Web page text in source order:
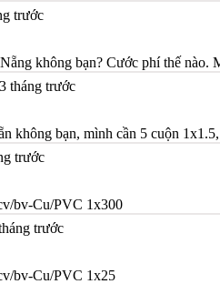
trước
không bạn? Cước phí thế nào.
3 tháng trước
không bạn, mình cần 5 cuộn
trước
bv-Cu/PVC 1x300
trước
bv-Cu/PVC 1x25